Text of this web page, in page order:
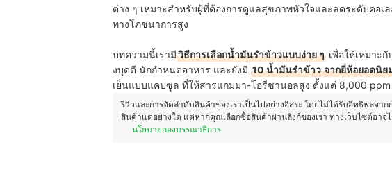
ต่าง ๆ เหมาะสำหรับผู้ที่ต้องการดูแลสุขภาพหัวใจและลดระดับคอเ
ทางโภชนาการสูง
บทความนี้เรามีวิธีการเลือกน้ำมันรำข้าวแบบง่าย ๆ เพื่อให้เหมาะ
งบุดดี นักกำหนดอาหาร และยังมี 10 น้ำมันรำข้าว จากยี่ห้อยอดนิย
เย็นแบบแคปซูล ที่ให้สารแกมมา-โอรีซานอลสูง ตั้งแต่ 8,000
รีวิวและการจัดลำดับสินค้าของเราเป็นไปอย่างอิสระ โดยไม่ได้รับอิทธิพลจา
สินค้าแต่อย่างใด แต่หากคุณเลือกซื้อสินค้าผ่านลิงก์ของเรา ทางเว็บไซต์อา
นโยบายกองบรรณาธิการ